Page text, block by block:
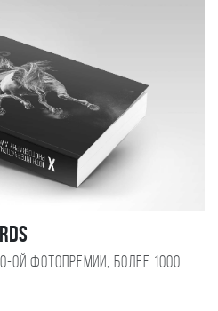
ой фотопремии, более 1000